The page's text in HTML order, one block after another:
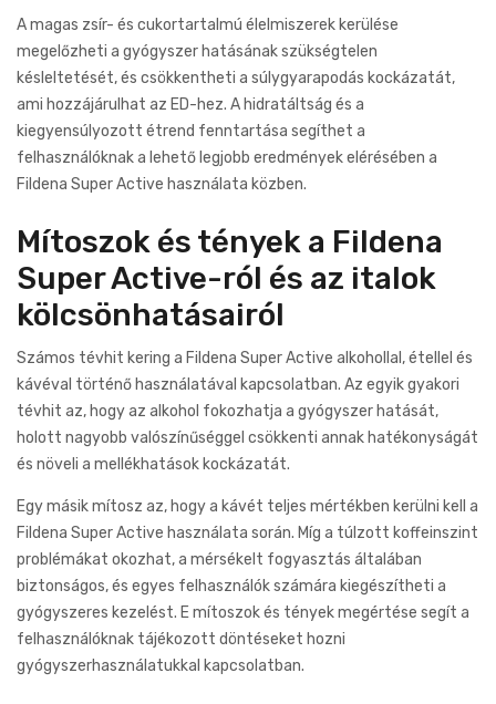
A magas zsír- és cukortartalmú élelmiszerek kerülése
megelőzheti a gyógyszer hatásának szükségtelen
késleltetését, és csökkentheti a súlygyarapodás kockázatát,
ami hozzájárulhat az ED-hez. A hidratáltság és a
kiegyensúlyozott étrend fenntartása segíthet a
felhasználóknak a lehető legjobb eredmények elérésében a
Fildena Super Active használata közben.
Mítoszok és tények a Fildena
Super Active-ról és az italok
kölcsönhatásairól
Számos tévhit kering a Fildena Super Active alkohollal, étellel és
kávéval történő használatával kapcsolatban. Az egyik gyakori
tévhit az, hogy az alkohol fokozhatja a gyógyszer hatását,
holott nagyobb valószínűséggel csökkenti annak hatékonyságát
és növeli a mellékhatások kockázatát.
Egy másik mítosz az, hogy a kávét teljes mértékben kerülni kell a
Fildena Super Active használata során. Míg a túlzott koffeinszint
problémákat okozhat, a mérsékelt fogyasztás általában
biztonságos, és egyes felhasználók számára kiegészítheti a
gyógyszeres kezelést. E mítoszok és tények megértése segít a
felhasználóknak tájékozott döntéseket hozni
gyógyszerhasználatukkal kapcsolatban.